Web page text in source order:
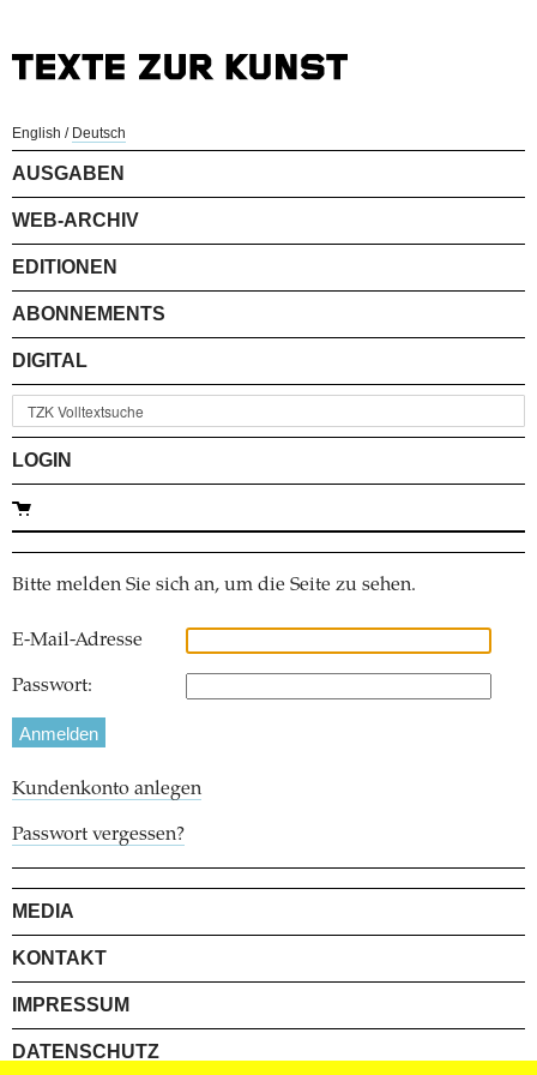
English / Deutsch
AUSGABEN
WEB-ARCHIV
EDITIONEN
ABONNEMENTS
DIGITAL
LOGIN
Bitte melden Sie sich an, um die Seite zu sehen.
E-Mail-Adresse
Passwort:
Kundenkonto anlegen
Passwort vergessen?
MEDIA
KONTAKT
IMPRESSUM
DATENSCHUTZ